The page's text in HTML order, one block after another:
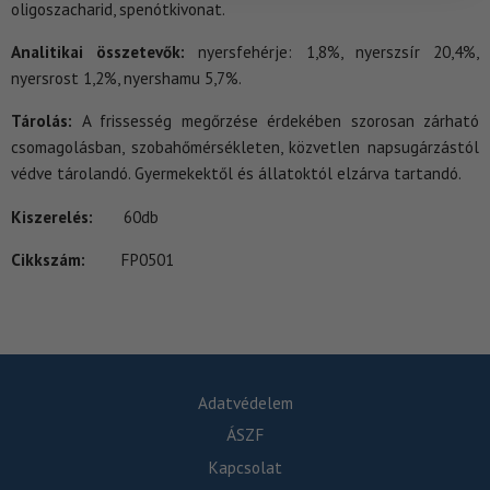
oligoszacharid, spenótkivonat.
Analitikai összetevők: nyersfehérje: 1,8%, nyerszsír 20,4%,
nyersrost 1,2%, nyershamu 5,7%.
Tárolás: A frissesség megőrzése érdekében szorosan zárható
csomagolásban, szobahőmérsékleten, közvetlen napsugárzástól
védve tárolandó. Gyermekektől és állatoktól elzárva tartandó.
Kiszerelés: 60db
Cikkszám: FP0501
Adatvédelem
ÁSZF
Kapcsolat